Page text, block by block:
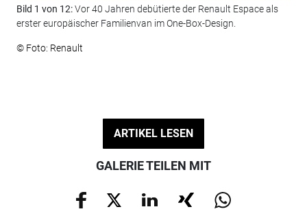
Bild 1 von 12:Vor 40 Jahren debütierte der Renault Espace als
erster europäischer Familienvan im One-Box-Design.
© Foto: Renault
ARTIKEL LESEN
GALERIE TEILEN MIT